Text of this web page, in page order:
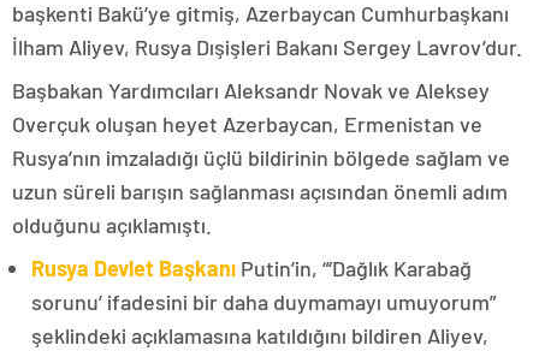
başkenti Bakü’ye gitmiş, Azerbaycan Cumhurbaşkanı
İlham Aliyev, Rusya Dışişleri Bakanı Sergey Lavrov’dur.
Başbakan Yardımcıları Aleksandr Novak ve Aleksey
Overçuk oluşan heyet Azerbaycan, Ermenistan ve
Rusya’nın imzaladığı üçlü bildirinin bölgede sağlam ve
uzun süreli barışın sağlanması açısından önemli adım
olduğunu açıklamıştı.
Rusya Devlet Başkanı Putin’in, “‘Dağlık Karabağ
sorunu’ ifadesini bir daha duymamayı umuyorum”
şeklindeki açıklamasına katıldığını bildiren Aliyev,